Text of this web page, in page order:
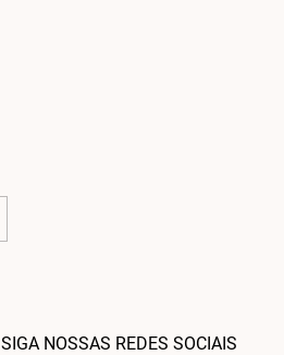
SIGA NOSSAS REDES SOCIAIS